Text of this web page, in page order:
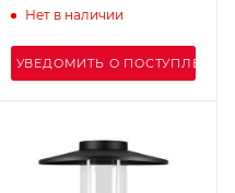
Металл, 5 лет)
Нет в наличии
УВЕДОМИТЬ О ПОСТУПЛЕНИИ